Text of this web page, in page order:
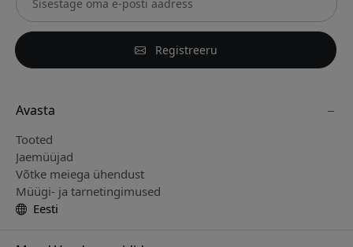
Registreeru
Avasta
Tooted
Jaemüüjad
Võtke meiega ühendust
Müügi- ja tarnetingimused
Eesti